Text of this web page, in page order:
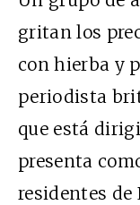
gritan los
con hierba y
periodista
que está
presenta
residentes de